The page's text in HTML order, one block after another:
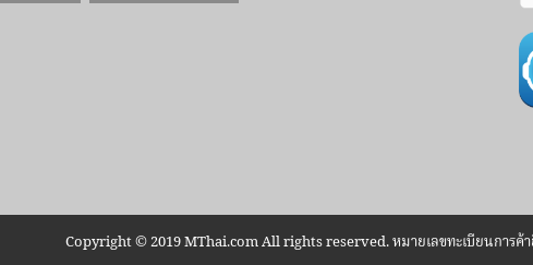
Copyright © 2019 MThai.com All rights reserved. หมายเลขทะเบียนการค้